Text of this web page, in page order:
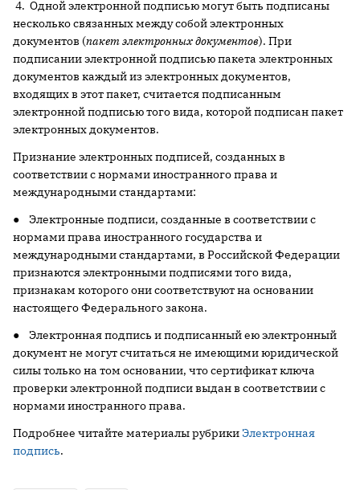
4. Одной электронной подписью могут быть подписаны
несколько связанных между собой электронных
документов (пакет электронных документов). При
подписании электронной подписью пакета электронных
документов каждый из электронных документов,
входящих в этот пакет, считается подписанным
электронной подписью того вида, которой подписан пакет
электронных документов.
Признание электронных подписей, созданных в
соответствии с нормами иностранного права и
международными стандартами:
● Электронные подписи, созданные в соответствии с
нормами права иностранного государства и
международными стандартами, в Российской Федерации
признаются электронными подписями того вида,
признакам которого они соответствуют на основании
настоящего Федерального закона.
● Электронная подпись и подписанный ею электронный
документ не могут считаться не имеющими юридической
силы только на том основании, что сертификат ключа
проверки электронной подписи выдан в соответствии с
нормами иностранного права.
Подробнее читайте материалы рубрики Электронная
подпись.